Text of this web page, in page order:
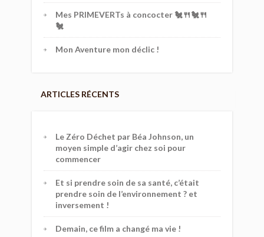
Mes PRIMEVERTs à concocter 🐔🍴🐔🍴
🐔
Mon Aventure mon déclic !
ARTICLES RÉCENTS
Le Zéro Déchet par Béa Johnson, un
moyen simple d’agir chez soi pour
commencer
Et si prendre soin de sa santé, c’était
prendre soin de l’environnement ? et
inversement !
Demain, ce film a changé ma vie !